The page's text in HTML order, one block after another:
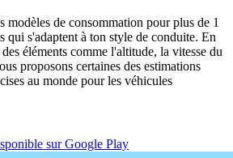
modèles de consommation pour plus de 1
qui s'adaptent à ton style de conduite. En
éléments comme l'altitude, la vitesse du
proposons certaines des estimations
au monde pour les véhicules